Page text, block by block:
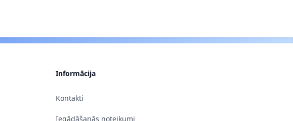
Informācija
Kontakti
Iegādāšanās noteikumi